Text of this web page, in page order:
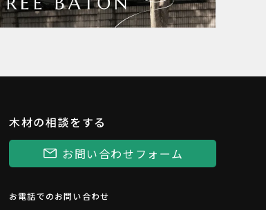
木材の相談をする
お問い合わせフォーム
お電話でのお問い合わせ